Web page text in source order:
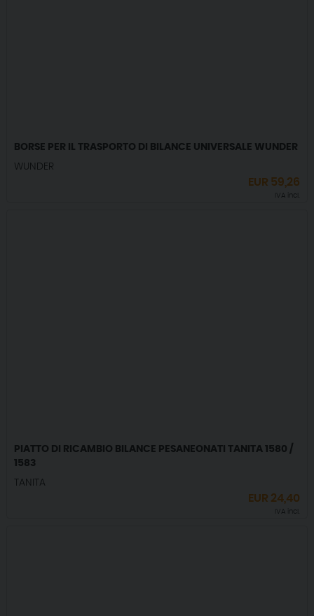
BORSE PER IL TRASPORTO DI BILANCE UNIVERSALE WUNDER
WUNDER
EUR 59,26
IVA incl.
PIATTO DI RICAMBIO BILANCE PESANEONATI TANITA 1580 /
1583
TANITA
EUR 24,40
IVA incl.